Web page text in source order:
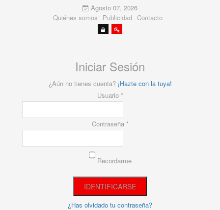
Agosto 07, 2026
Quiénes somos
Publicidad Contacto
Iniciar Sesión
¿Aún no tienes cuenta? ¡Hazte con la tuya!
Usuario *
Contraseña *
Recordarme
¿Has olvidado tu contraseña?